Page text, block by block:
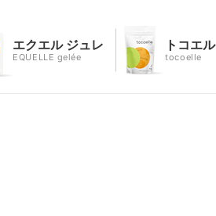
エクエル ジュレ
EQUELLE gelée
トコエル
tocoelle